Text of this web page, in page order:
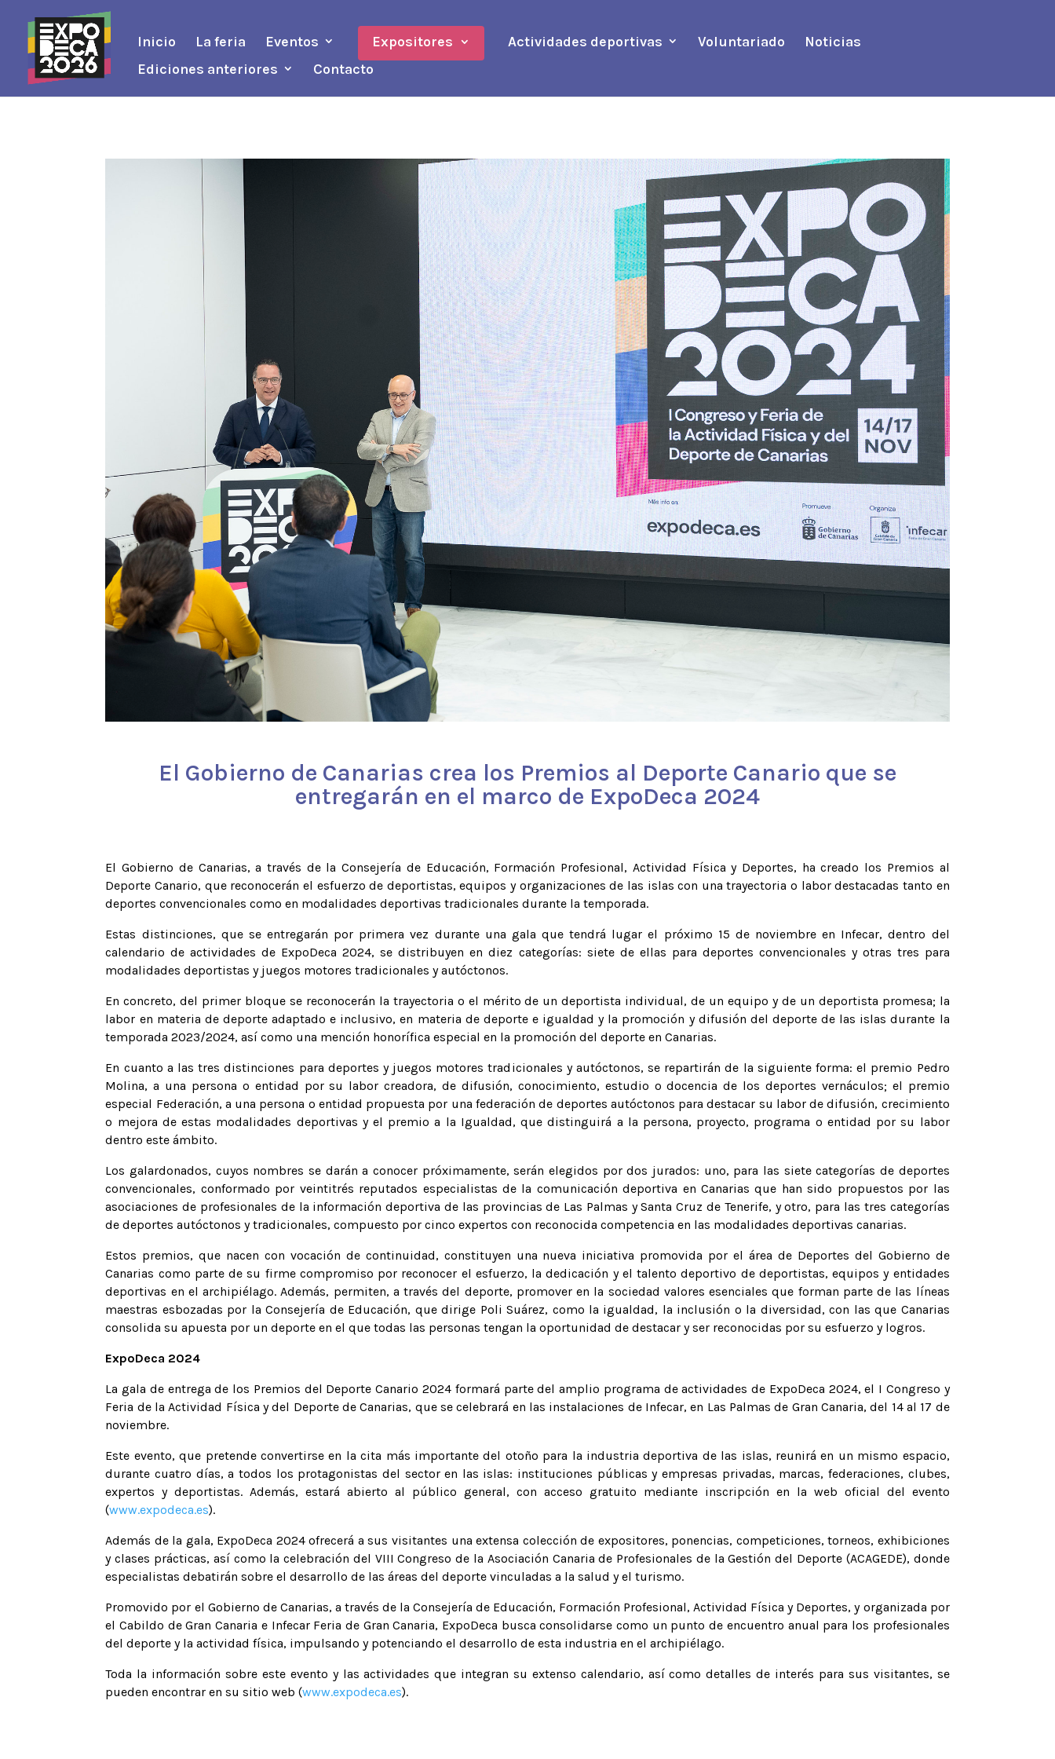
Inicio La feria Eventos Expositores Actividades deportivas Voluntariado
Noticias
Ediciones anteriores
Contacto
El Gobierno de Canarias crea los Premios al Deporte Canario que se
entregarán en el marco de ExpoDeca 2024
El Gobierno de Canarias, a través de la Consejería de Educación, Formación Profesional, Actividad Física y Deportes, ha creado los Premios al
Deporte Canario, que reconocerán el esfuerzo de deportistas, equipos y organizaciones de las islas con una trayectoria o labor destacadas tanto en
deportes convencionales como en modalidades deportivas tradicionales durante la temporada.
Estas distinciones, que se entregarán por primera vez durante una gala que tendrá lugar el próximo 15 de noviembre en Infecar, dentro del
calendario de actividades de ExpoDeca 2024, se distribuyen en diez categorías: siete de ellas para deportes convencionales y otras tres para
modalidades deportistas y juegos motores tradicionales y autóctonos.
En concreto, del primer bloque se reconocerán la trayectoria o el mérito de un deportista individual, de un equipo y de un deportista promesa; la
labor en materia de deporte adaptado e inclusivo, en materia de deporte e igualdad y la promoción y difusión del deporte de las islas durante la
temporada 2023/2024, así como una mención honorífica especial en la promoción del deporte en Canarias.
En cuanto a las tres distinciones para deportes y juegos motores tradicionales y autóctonos, se repartirán de la siguiente forma: el premio Pedro
Molina, a una persona o entidad por su labor creadora, de difusión, conocimiento, estudio o docencia de los deportes vernáculos; el premio
especial Federación, a una persona o entidad propuesta por una federación de deportes autóctonos para destacar su labor de difusión, crecimiento
o mejora de estas modalidades deportivas y el premio a la Igualdad, que distinguirá a la persona, proyecto, programa o entidad por su labor
dentro este ámbito.
Los galardonados, cuyos nombres se darán a conocer próximamente, serán elegidos por dos jurados: uno, para las siete categorías de deportes
convencionales, conformado por veintitrés reputados especialistas de la comunicación deportiva en Canarias que han sido propuestos por las
asociaciones de profesionales de la información deportiva de las provincias de Las Palmas y Santa Cruz de Tenerife, y otro, para las tres categorías
de deportes autóctonos y tradicionales, compuesto por cinco expertos con reconocida competencia en las modalidades deportivas canarias.
Estos premios, que nacen con vocación de continuidad, constituyen una nueva iniciativa promovida por el área de Deportes del Gobierno de
Canarias como parte de su firme compromiso por reconocer el esfuerzo, la dedicación y el talento deportivo de deportistas, equipos y entidades
deportivas en el archipiélago. Además, permiten, a través del deporte, promover en la sociedad valores esenciales que forman parte de las líneas
maestras esbozadas por la Consejería de Educación, que dirige Poli Suárez, como la igualdad, la inclusión o la diversidad, con las que Canarias
consolida su apuesta por un deporte en el que todas las personas tengan la oportunidad de destacar y ser reconocidas por su esfuerzo y logros.
ExpoDeca 2024
La gala de entrega de los Premios del Deporte Canario 2024 formará parte del amplio programa de actividades de ExpoDeca 2024, el I Congreso y
Feria de la Actividad Física y del Deporte de Canarias, que se celebrará en las instalaciones de Infecar, en Las Palmas de Gran Canaria, del 14 al 17 de
noviembre.
Este evento, que pretende convertirse en la cita más importante del otoño para la industria deportiva de las islas, reunirá en un mismo espacio,
durante cuatro días, a todos los protagonistas del sector en las islas: instituciones públicas y empresas privadas, marcas, federaciones, clubes,
expertos y deportistas. Además, estará abierto al público general, con acceso gratuito mediante inscripción en la web oficial del evento
(www.expodeca.es).
Además de la gala, ExpoDeca 2024 ofrecerá a sus visitantes una extensa colección de expositores, ponencias, competiciones, torneos, exhibiciones
y clases prácticas, así como la celebración del VIII Congreso de la Asociación Canaria de Profesionales de la Gestión del Deporte (ACAGEDE), donde
especialistas debatirán sobre el desarrollo de las áreas del deporte vinculadas a la salud y el turismo.
Promovido por el Gobierno de Canarias, a través de la Consejería de Educación, Formación Profesional, Actividad Física y Deportes, y organizada por
el Cabildo de Gran Canaria e Infecar Feria de Gran Canaria, ExpoDeca busca consolidarse como un punto de encuentro anual para los profesionales
del deporte y la actividad física, impulsando y potenciando el desarrollo de esta industria en el archipiélago.
Toda la información sobre este evento y las actividades que integran su extenso calendario, así como detalles de interés para sus visitantes, se
pueden encontrar en su sitio web (www.expodeca.es).